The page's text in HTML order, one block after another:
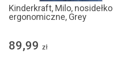
Kinderkraft, Milo, nosidełko
ergonomiczne, Grey
89,99 zł